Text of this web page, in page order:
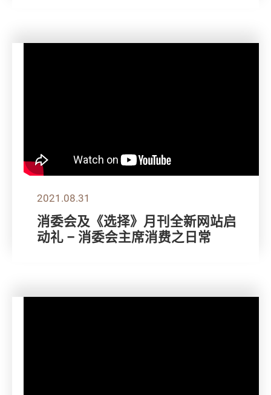
2021.08.31
消委会及《选择》月刊全新网站启
动礼 – 消委会主席消费之日常